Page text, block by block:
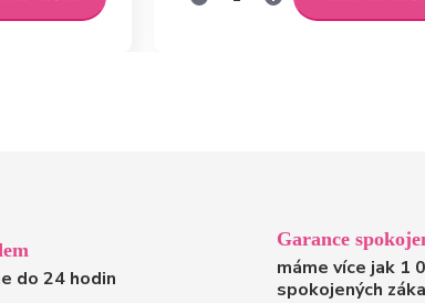
do 24 hodin
Garance
máme více jak 1
spokojených